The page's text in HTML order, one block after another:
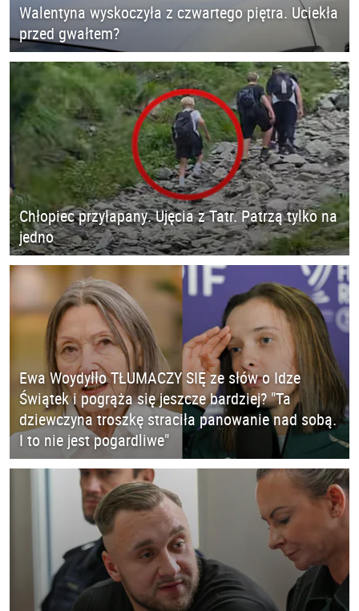
Walentyna wyskoczyła z czwartego piętra. Uciekła
przed gwałtem?
Chłopiec przyłapany. Ujęcia z Tatr. Patrzą tylko na
jedno
Ewa Woydyłło TŁUMACZY SIĘ ze słów o Idze
Świątek i pogrąża się jeszcze bardziej? "Ta
dziewczyna troszkę straciła panowanie nad sobą.
I to nie jest pogardliwe"